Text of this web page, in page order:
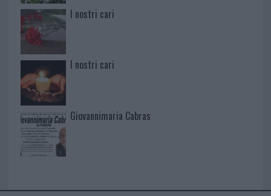
I nostri cari
I nostri cari
Giovannimaria Cabras